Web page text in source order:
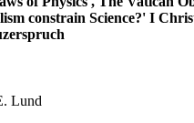
constrain Science?' I
Lund